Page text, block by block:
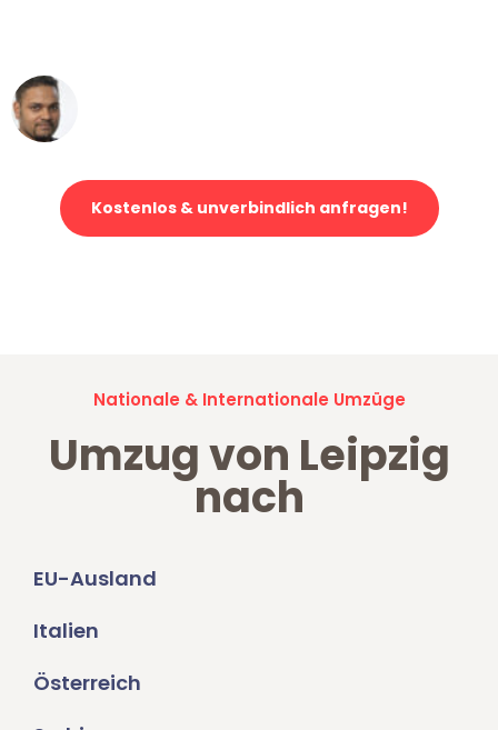
Kostenlos & unverbindlich anfragen!
Nationale & Internationale Umzüge
Umzug von Leipzig
nach
EU-Ausland
Italien
Österreich